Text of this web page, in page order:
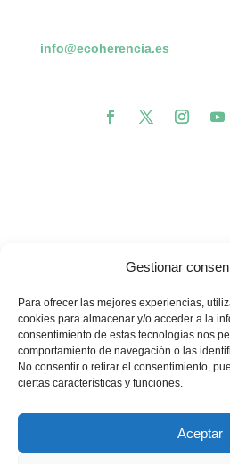
Gestionar
Para ofrecer las mejores experiencias,
cookies para almacenar y/o acceder a la
consentimiento de estas tecnologías nos
comportamiento de navegación o las
No consentir o retirar el consentimiento,
ciertas características y funciones.
Aceptar
info@ecoherencia.es
💪🏽¿Te gustaría apoyar
noticias! Ahora puedes